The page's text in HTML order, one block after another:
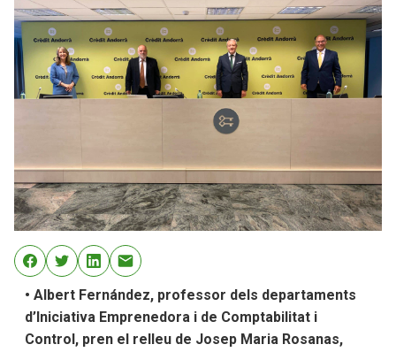
• Albert Fernández, professor dels departaments
d’Iniciativa Emprenedora i de Comptabilitat i
Control, pren el relleu de Josep Maria Rosanas,